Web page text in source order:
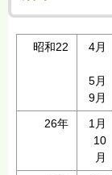
昭和22 4月
5月
9月
26年
1月
10
月